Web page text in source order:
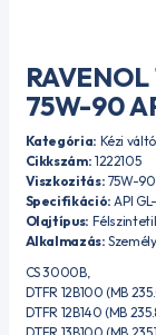
75W-90
Kategória: Kézi
Cikkszám: 1222105
Viszkozitás: 75W-90
Specifikáció: API
Olajtípus:
Alkalmazás:
CS 3000B,
DTFR 12B100 (MB
DTFR 12B140 (MB